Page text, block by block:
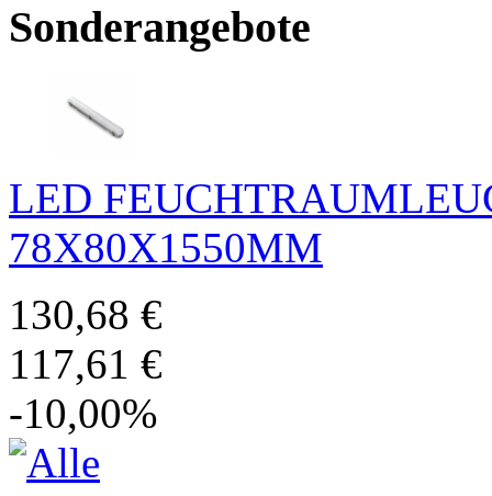
Sonderangebote
LED
78X80X1550MM
130,68 €
117,61 €
-10,00%